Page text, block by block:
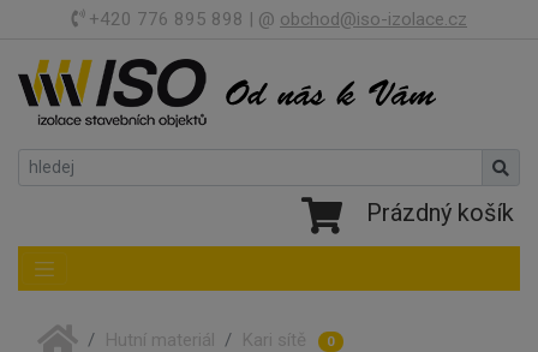
+420 776 895 898 | @ obchod@iso-izolace.cz
Prázdný košík
Toggle navigation
Hutní materiál Kari sítě 0